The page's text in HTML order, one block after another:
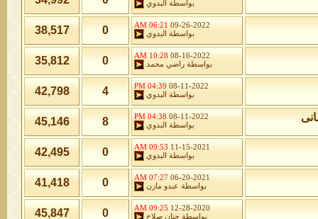
بواسطة
البدوي
09-26-2022
06:21 AM
بواسطة
البدوي 0
38,517
08-16-2022
10:28 AM
بواسطة راضي محمد 0
35,812
08-11-2022
04:39 PM
بواسطة
البدوي 4
42,798
08-11-2022
04:38 PM
بواسطة
البدوي 8
45,146
11-15-2021
09:53 AM
بواسطة
البدوي 0
42,495
06-20-2021
07:27 AM
بواسطة عبدو مازن 0
41,418
12-28-2020
09:25 AM
بواسطة حنان صلاح 0
45,847